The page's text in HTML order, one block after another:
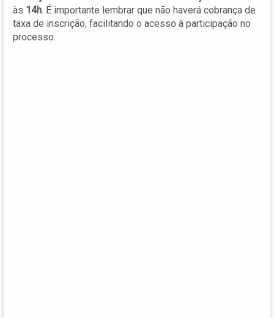
às 14h. É importante lembrar que não haverá cobrança de
taxa de inscrição, facilitando o acesso à participação no
processo.